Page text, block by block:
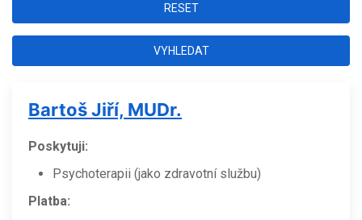
RESET
VYHLEDAT
Bartoš Jiří, MUDr.
Poskytuji:
Psychoterapii (jako zdravotní službu)
Platba: